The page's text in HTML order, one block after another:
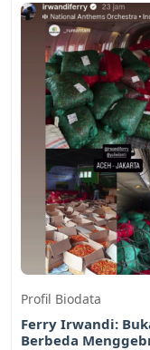
Profil Biodata
Ferry Irwandi:
Berbeda